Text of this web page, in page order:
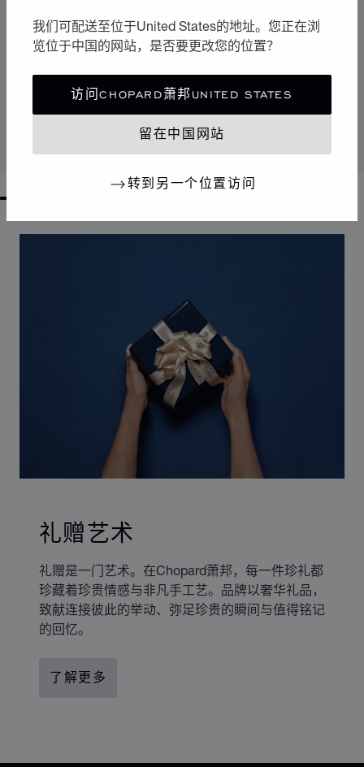
我们可配送至位于United States的地址。您正在浏
览位于中国的网站，是否要更改您的位置？
访问CHOPARD萧邦UNITED STATES
留在中国网站
转到另一个位置访问
转到幻灯片 1转到幻灯片 2
转到幻灯片 3
HERITAGE小号卡包
米色粒面小牛皮和蓝色小牛皮
礼赠艺术
礼赠是一门艺术。在Chopard萧邦，每一件珍礼都
珍藏着珍贵情感与非凡手工艺。品牌以奢华礼品，
致献连接彼此的举动、弥足珍贵的瞬间与值得铭记
的回忆。
了解更多